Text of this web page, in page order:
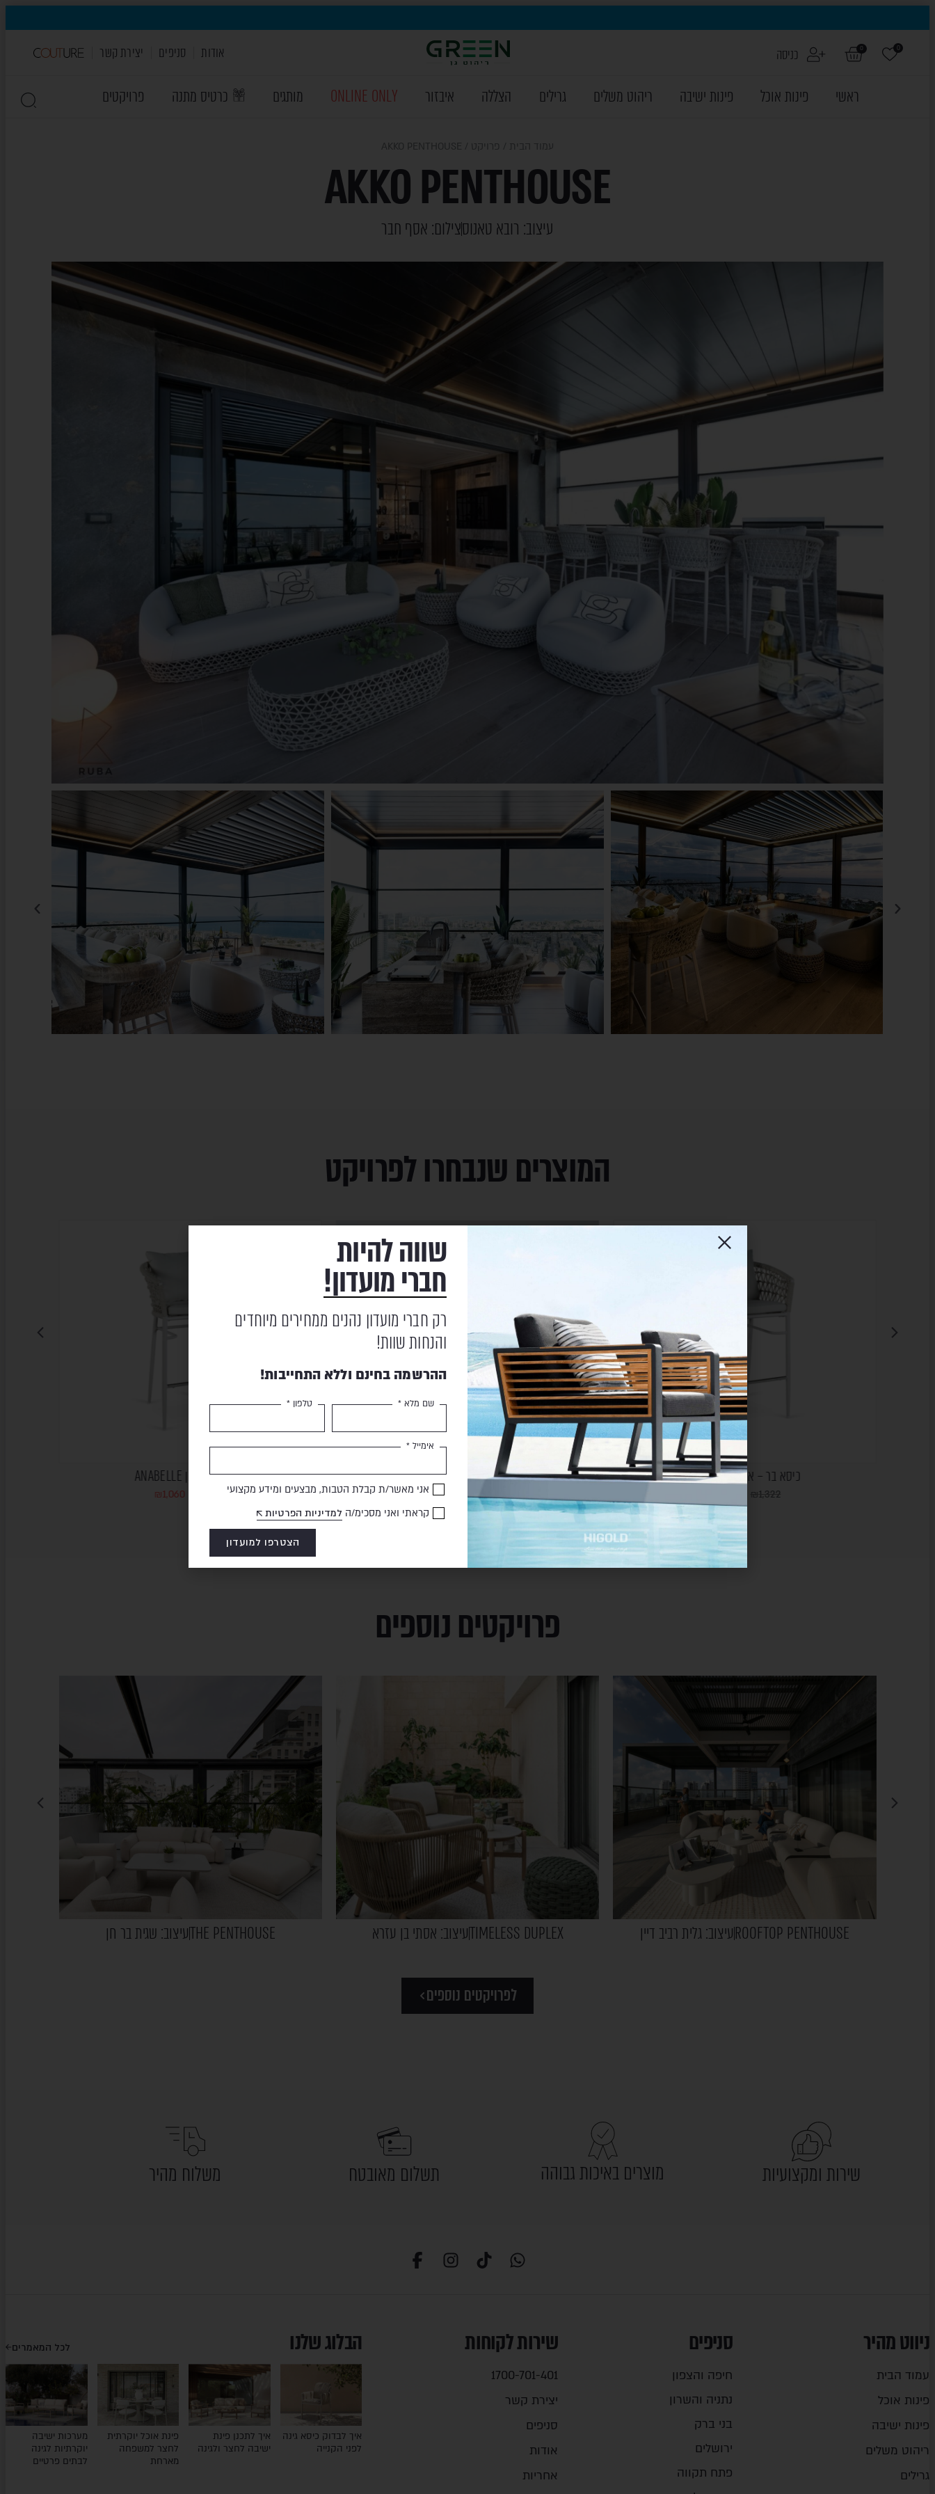
0
0 כניסה אודות סניפים יצירת קשר
ראשי פינות אוכל פינות ישיבה ריהוט משלים גרילים הצללה איבזור ONLINE ONLY מותגים כרטיס מתנה פרויקטים
עמוד הבית פרויקט
AKKO PENTHOUSE
עיצוב: רובא טאנוסצילום: אסף חבר
המוצרים שנבחרו לפרויקט
כיסא בר – אבן ANABELLE
₪ 1,322
פינת ישיבה – COUCH
24,936
OUT OF STOCK
כיסא בר – אבן ANABELLE
₪1,060
פרויקטים נוספים
ROOFTOP PENTHOUSEעיצוב: גלית רביב דיין TIMELESS DUPLEXעיצוב: אסתי בן עזרא THE PENTHOUSEעיצוב: שגית בר חן
לפרויקטים נוספים
שירות ומקצועיות מוצרים באיכות גבוהה תשלום מאובטח משלוח מהיר
ניווט מהיר
עמוד הבית
פינות אוכל
פינות ישיבה
ריהוט משלים
גרילים
סניפים
חיפה והצפון
נתניה והשרון
בני ברק
ירושלים
פתח תקווה
שירות לקוחות
1700-701-401
יצירת קשר
סניפים
אודות
אחריות
הבלוג שלנו לכל המאמרים
איך לבדוק כיסא גינה
לפני הקנייה
איך לתכנן פינת
ישיבה לחצר ולגינה
פינת אוכל יוקרתית
לחצר למשפחה
מארחת
מערכות ישיבה
יוקרתיות לגינה
לבתים פרטיים
שווה להיות
חברי מועדון!
רק חברי מועדון נהנים ממחירים מיוחדים
והנחות שוות!
ההרשמה בחינם וללא התחייבות!
שם מלא * טלפון *
אימייל *
אני מאשר/ת קבלת הטבות, מבצעים ומידע מקצועי
קראתי ואני מסכימ/ה למדיניות הפרטיות
הצטרפו למועדון